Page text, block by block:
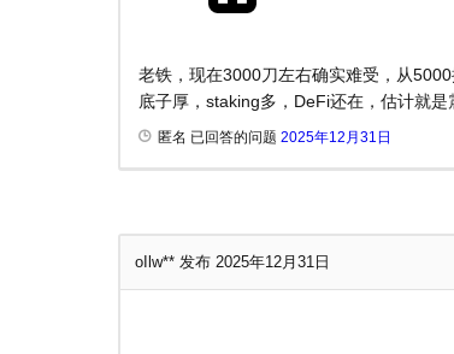
老铁，现在3000刀左右确实难受，从
底子厚，staking多，DeFi还在，估计就
匿名 已回答的问题 2025年12月31日
oIlw** 发布 2025年12月31日